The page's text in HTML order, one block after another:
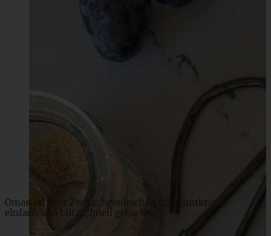
Pumpkin-Spice-Rolls – Kürbis-Zimtschnecken mit
Omas saftiger Zwetschgenkuchen mit Zimtkruste -
einfach und blitzschnell gebacken